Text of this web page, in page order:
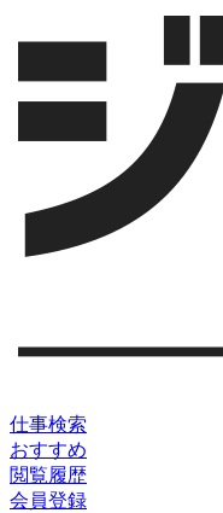
仕事検索
おすすめ
閲覧履歴
会員登録